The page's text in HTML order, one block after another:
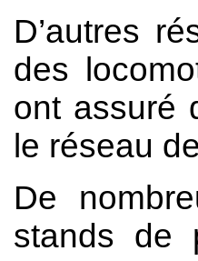
D’autres
des
ont assuré
le réseau
De
stands de